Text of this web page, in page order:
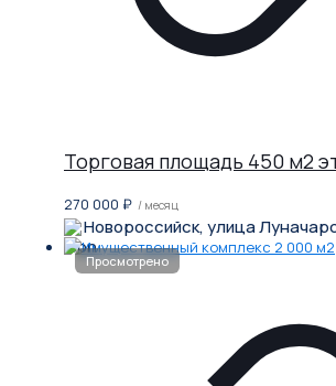
Торговая площадь 450 м2
270 000 ₽ / месяц
Новороссийск, улица